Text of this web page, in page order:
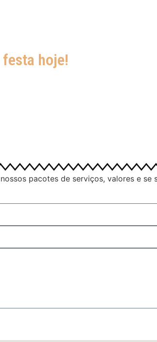
hoje!
pacotes de serviços, valores e se